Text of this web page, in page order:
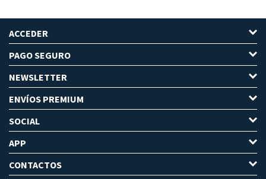
ACCEDER
PAGO SEGURO
NEWSLETTER
ENVÍOS PREMIUM
SOCIAL
APP
CONTACTOS